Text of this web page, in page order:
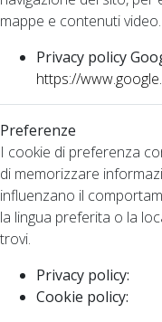
mappe e contenuti video.
Privacy policy
https://
Preferenze
I cookie di preferenza
di memorizzare
influenzano il
la lingua preferita o la
trovi.
Privacy policy:
Cookie policy: